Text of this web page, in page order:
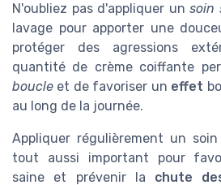
N'oubliez pas d'appliquer un soin
lavage pour apporter une
protéger des agressions
quantité de crème coiffante
boucle et de favoriser un effet
au long de la journée.
Appliquer régulièrement un
tout aussi important pour
saine et prévenir la chute